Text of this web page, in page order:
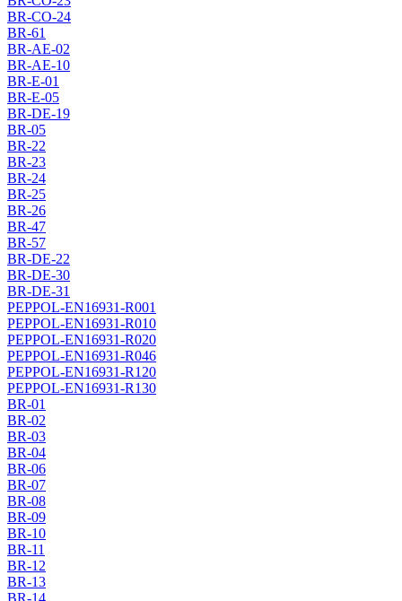
BR-CO-24
BR-61
BR-AE-02
BR-AE-10
BR-E-01
BR-E-05
BR-DE-19
BR-05
BR-22
BR-23
BR-24
BR-25
BR-26
BR-47
BR-57
BR-DE-22
BR-DE-30
BR-DE-31
PEPPOL-EN16931-R001
PEPPOL-EN16931-R010
PEPPOL-EN16931-R020
PEPPOL-EN16931-R046
PEPPOL-EN16931-R120
PEPPOL-EN16931-R130
BR-01
BR-02
BR-03
BR-04
BR-06
BR-07
BR-08
BR-09
BR-10
BR-11
BR-12
BR-13
BR-14